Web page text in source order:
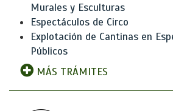
Murales y Esculturas
Espectáculos de Circo
Explotación de Cantinas en
Públicos
MÁS TRÁMITES